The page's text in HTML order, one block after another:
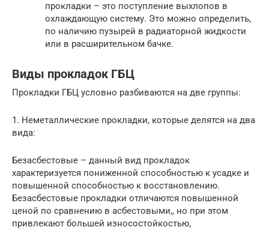
прокладки – это поступление выхлопов в
охлаждающую систему. Это можно определить,
по наличию пузырей в радиаторной жидкости
или в расширительном бачке.
Виды прокладок ГБЦ
Прокладки ГБЦ условно разбиваются на две группы:
1. Неметаллические прокладки, которые делятся на два
вида:
Безасбестовые – данный вид прокладок
характеризуется пониженной способностью к усадке и
повышенной способностью к восстановлению.
Безасбестовые прокладки отличаются повышенной
ценой по сравнению в асбестовыми,, но при этом
привлекают большей износостойкостью,